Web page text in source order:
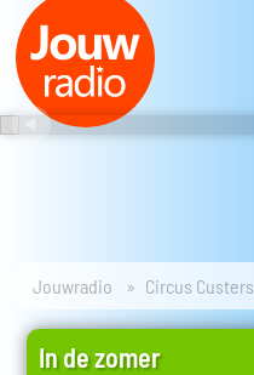
Jouwradio Circus Custers
In de zomer